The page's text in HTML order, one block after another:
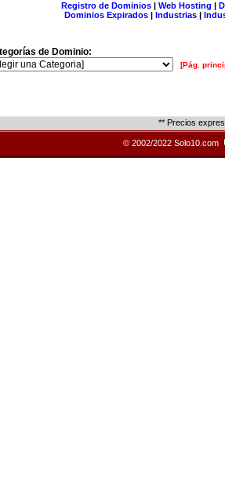
Registro de Dominios| Web Hosting |
Dominios Expirados | Industrias |
de Dominio:
[Pág.
** Precios
© 2002/2022 Solo10.com